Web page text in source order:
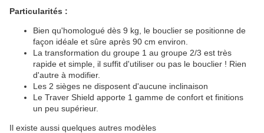
Particularités :
Bien qu'homologué dès 9 kg, le bouclier se positionne de
façon idéale et sûre après 90 cm environ.
La transformation du groupe 1 au groupe 2/3 est très
rapide et simple, il suffit d'utiliser ou pas le bouclier ! Rien
d'autre à modifier.
Les 2 sièges ne disposent d'aucune inclinaison
Le Traver Shield apporte 1 gamme de confort et finitions
un peu supérieur.
Il existe aussi quelques autres modèles